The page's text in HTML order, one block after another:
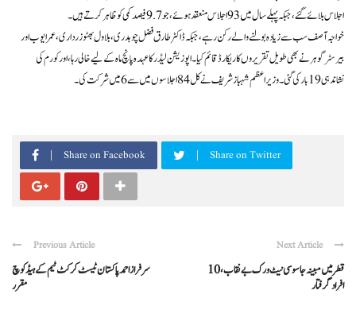
اجلاس بلائے گئے، جبکہ پہلے سال میں 93 اجلاس منعقد ہوئے، جو 9.7 فیصد کمی کو ظاہر کرتے ہیں۔
خواجہ آصف سب سے زیادہ بولنے والے رکن رہے، جبکہ ڈاکٹر طارق فضل چوہدری، بلاول بھٹو زرداری، عمرا یوب اور
بیرسٹر گوہر نے بھی طویل تقریروں کا ریکارڈ قائم کیا۔ اپوزیشن لیڈر کا عہدہ پانچ ماہ کے لیے خالی رہا، اور کورم کی
نشاندہی 19 بار کی گئی۔ وزیراعظم شہباز شریف نے کل 84 اجلاسوں میں سے 6 میں شرکت کی۔
Share on Facebook Share on Twitter
Previous Article
سرفراز احمد پاکستان ٹیسٹ کرکٹ ٹیم کےہیڈکوچ
مقرر
Next Article
قطر میں مبینہ جاسوسی نیٹ ورک بے نقاب، 10
افراد گرفتار